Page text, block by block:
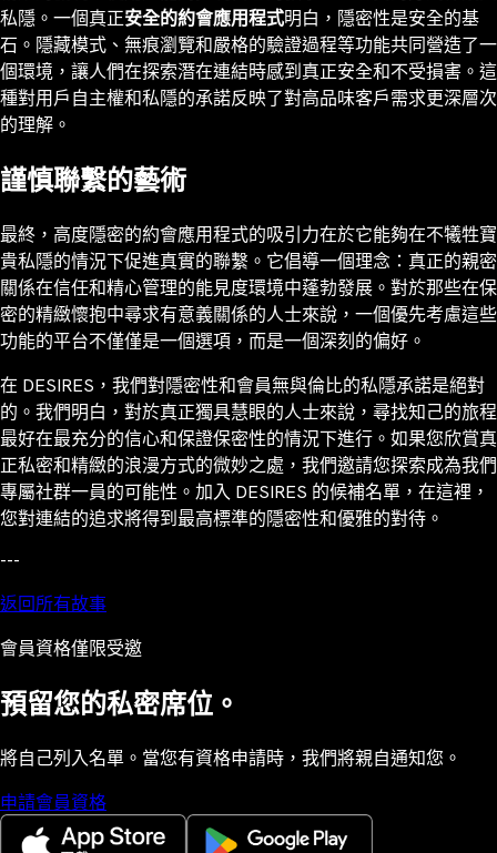
私隱。一個真正安全的約會應用程式明白，隱密性是安全的基
石。隱藏模式、無痕瀏覽和嚴格的驗證過程等功能共同營造了一
個環境，讓人們在探索潛在連結時感到真正安全和不受損害。這
種對用戶自主權和私隱的承諾反映了對高品味客戶需求更深層次
的理解。
謹慎聯繫的藝術
最終，高度隱密的約會應用程式的吸引力在於它能夠在不犧牲寶
貴私隱的情況下促進真實的聯繫。它倡導一個理念：真正的親密
關係在信任和精心管理的能見度環境中蓬勃發展。對於那些在保
密的精緻懷抱中尋求有意義關係的人士來說，一個優先考慮這些
功能的平台不僅僅是一個選項，而是一個深刻的偏好。
在 DESIRES，我們對隱密性和會員無與倫比的私隱承諾是絕對
的。我們明白，對於真正獨具慧眼的人士來說，尋找知己的旅程
最好在最充分的信心和保證保密性的情況下進行。如果您欣賞真
正私密和精緻的浪漫方式的微妙之處，我們邀請您探索成為我們
專屬社群一員的可能性。加入 DESIRES 的候補名單，在這裡，
您對連結的追求將得到最高標準的隱密性和優雅的對待。
---
返回所有故事
會員資格僅限受邀
預留您的私密席位。
將自己列入名單。當您有資格申請時，我們將親自通知您。
申請會員資格